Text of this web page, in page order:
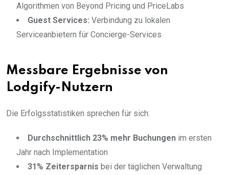
Algorithmen von Beyond Pricing und PriceLabs
Guest Services: Verbindung zu lokalen
Serviceanbietern für Concierge-Services
Messbare Ergebnisse von
Lodgify-Nutzern
Die Erfolgsstatistiken sprechen für sich:
Durchschnittlich 23% mehr Buchungen im ersten
Jahr nach Implementation
31% Zeitersparnis bei der täglichen Verwaltung